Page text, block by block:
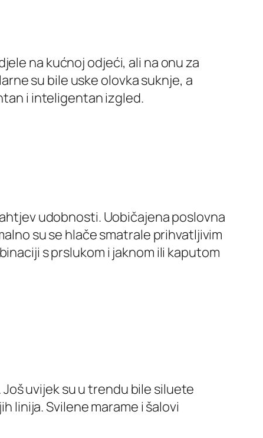
na kućnoj odjeći, ali na onu za
su bile uske olovka suknje, a
i inteligentan izgled.
udobnosti. Uobičajena poslovna
su se hlače smatrale prihvatljivim
s prslukom i jaknom ili kaputom
uvijek su u trendu bile siluete
linija. Svilene marame i šalovi